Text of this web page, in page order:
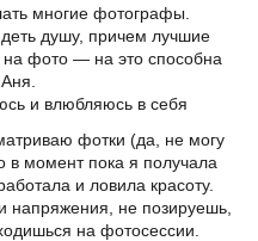
многие фотографы.
душу, причем лучшие
на фото — на это способна
и влюбляюсь в себя
фотки (да, не могу
в момент пока я получала
и ловила красоту.
напряжения, не позируешь,
на фотосессии.